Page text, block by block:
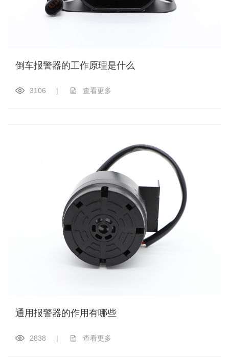
倒车报警器的工作原理是什么
3106 | 查看更多
通用报警器的作用有哪些
2838 | 查看更多